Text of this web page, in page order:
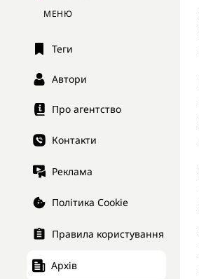
МЕНЮ
Теги
Автори
Про агентство
Контакти
Реклама
Політика Cookie
Правила користування
Архів